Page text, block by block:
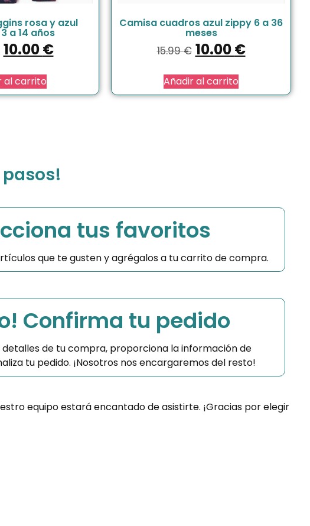
rosa y azul
a 14 años
10.00€
al carrito
Camisa cuadros azul zippy 6 a 36
meses
15.99€ 10.00€
Añadir al carrito
tus favoritos
que te gusten y agrégalos a tu carrito de compra.
Confirma tu pedido
detalles de tu compra, proporciona la información de
tu pedido. ¡Nosotros nos encargaremos del resto!
equipo estará encantado de asistirte. ¡Gracias por elegir